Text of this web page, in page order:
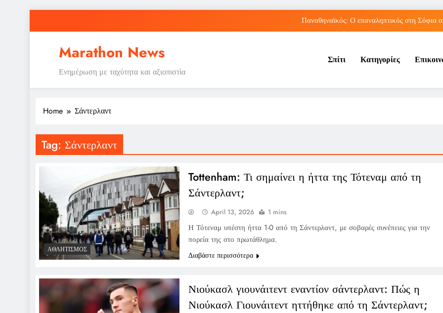
Παναθηναϊκός: Ο επαναληπτικός στη Σόφια
Νέα Κρήτη: Πώς η φράση «Κρήτη ΟΦΗ»
Παναθηναϊκός: Ο επαναληπτικός στη Σόφια
Πώς ο ΟΠΕΚΑ
Marathon News
Ενημέρωση με ταχύτητα και αξιοπιστία
Σπίτι Κατηγορίες
Home Σάντερλαντ
Tag: Σάντερλαντ
ΑΘΛΗΤΙΣΜΌΣ
Tottenham: Τι σημαίνει η ήττα της Τότεναμ από τη
Σάντερλαντ;
April 13, 2026 1 mins
Η Τότεναμ υπέστη ήττα 1-0 από τη Σάντερλαντ, με σοβαρές συνέπειες για την
πορεία της στο πρωτάθλημα.
Διαβάστε περισσότερα
Νιούκασλ γιουνάιτεντ εναντίον σάντερλαντ: Πώς η
Νιούκασλ Γιουνάιτεντ ηττήθηκε από τη Σάντερλαντ;